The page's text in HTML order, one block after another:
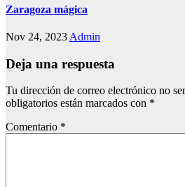
Zaragoza mágica
Nov 24, 2023 Admin
Deja una respuesta
Tu dirección de correo electrónico no
obligatorios están marcados con *
Comentario *